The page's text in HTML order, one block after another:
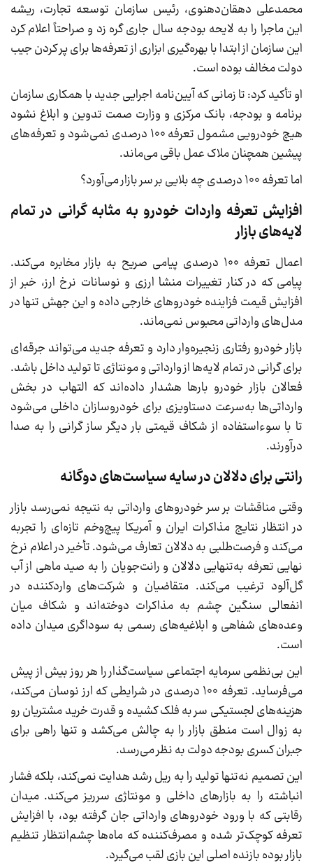
محمدعلی دهقان‌دهنوی، رئیس سازمان توسعه تجارت، ریشه
این ماجرا را به لایحه بودجه سال جاری گره زد و صراحتاً اعلام کرد
این سازمان از ابتدا با بهره‌گیری ابزاری از تعرفه‌ها برای پر کردن جیب
دولت مخالف بوده است.
او تأکید کرد: تا زمانی که آیین‌نامه اجرایی جدید با همکاری سازمان
برنامه و بودجه، بانک مرکزی و وزارت صمت تدوین و ابلاغ نشود
هیچ خودرویی مشمول تعرفه ۱۰۰ درصدی نمی‌شود و تعرفه‌های
پیشین همچنان ملاک عمل باقی می‌ماند.
اما تعرفه ۱۰۰ درصدی چه بلایی بر سر بازار می‌آورد؟
افزایش تعرفه واردات خودرو به مثابه گرانی در تمام
لایه‌های بازار
اعمال تعرفه ۱۰۰ درصدی پیامی صریح به بازار مخابره می‌کند.
پیامی که در کنار تغییرات منشا ارزی و نوسانات نرخ ارز، خبر از
افزایش قیمت فزاینده خودروهای خارجی داده و این جهش تنها در
مدل‌های وارداتی محبوس نمی‌ماند.
بازار خودرو رفتاری زنجیره‌وار دارد و تعرفه جدید می‌تواند جرقه‌ای
برای گرانی در تمام لایه‌ها از وارداتی و مونتاژی تا تولید داخل باشد.
فعالان بازار خودرو بارها هشدار داده‌اند که التهاب در بخش
وارداتی‌ها به‌سرعت دستاویزی برای خودروسازان داخلی می‌شود
تا با سوءاستفاده از شکاف قیمتی بار دیگر ساز گرانی را به صدا
درآورند.
رانتی برای دلالان در سایه سیاست‌های دوگانه
وقتی مناقشات بر سر خودروهای وارداتی به نتیجه نمی‌رسد بازار
در انتظار نتایج مذاکرات ایران و آمریکا پیچ‌وخم تازه‌ای را تجربه
می‌کند و فرصت‌طلبی به دلالان تعارف می‌شود. تأخیر در اعلام نرخ
نهایی تعرفه به‌تنهایی دلالان و رانت‌جویان را به صید ماهی از آب
گل‌آلود ترغیب می‌کند. متقاضیان و شرکت‌های واردکننده در
انفعالی سنگین چشم به مذاکرات دوخته‌اند و شکاف میان
وعده‌های شفاهی و ابلاغیه‌های رسمی به سوداگری میدان داده
است.
این بی‌نظمی سرمایه اجتماعی سیاست‌گذار را هر روز بیش از پیش
می‌فرساید. تعرفه ۱۰۰ درصدی در شرایطی که ارز نوسان می‌کند،
هزینه‌های لجستیکی سر به فلک کشیده و قدرت خرید مشتریان رو
به زوال است منطق بازار را به چالش می‌کشد و تنها راهی برای
جبران کسری بودجه دولت به نظر می‌رسد.
این تصمیم نه‌تنها تولید را به ریل رشد هدایت نمی‌کند، بلکه فشار
انباشته را به بازارهای داخلی و مونتاژی سرریز می‌کند. میدان
رقابتی که با ورود خودروهای وارداتی جان گرفته بود، با افزایش
تعرفه کوچک‌تر شده و مصرف‌کننده که ماه‌ها چشم‌انتظار تنظیم
بازار بوده بازنده اصلی این بازی لقب می‌گیرد.